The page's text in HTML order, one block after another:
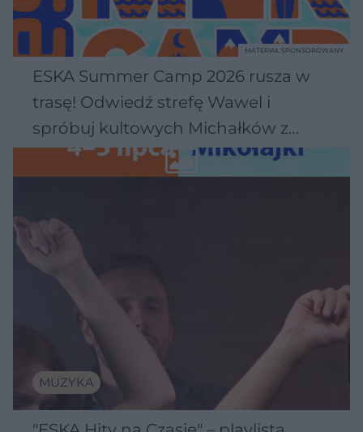
ESKA Summer Camp 2026 rusza w
trasę! Odwiedź strefę Wawel i
spróbuj kultowych Michałków z
Wawelu
MATERIAŁ SPONSOROWANY
MUZYKA